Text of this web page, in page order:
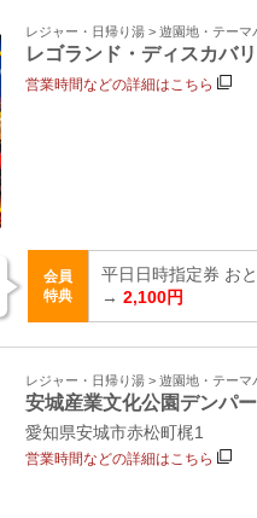
レジャー・日帰り湯 > 遊園地・テーマ
レゴランド・ディスカバ
営業時間などの詳細はこちら
会員
特典
平日日時指定券 お
→ 2,100円
レジャー・日帰り湯 > 遊園地・テーマ
安城産業文化公園デンパ
愛知県安城市赤松町梶1
営業時間などの詳細はこちら